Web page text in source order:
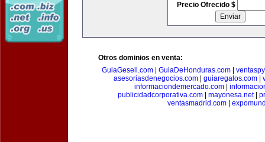
Precio Ofrecido $
Otros dominios en venta:
GuiaGesell.com| GuiaDeHonduras.com|
asesoriasdenegocios.com
guiaregalos.com
informaciondemercado.com|
publicidadcorporativa.com
mayonesa.net|
ventasmadrid.com